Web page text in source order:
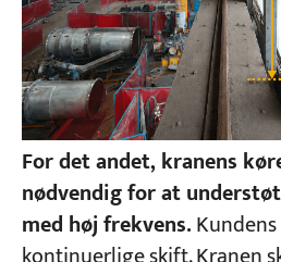
For det andet, kranens
nødvendig for at
med høj frekvens.